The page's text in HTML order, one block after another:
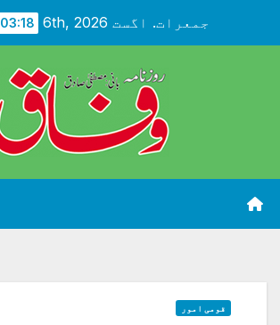
جمعرات. اگست 6th, 2026 PM
قومی امور